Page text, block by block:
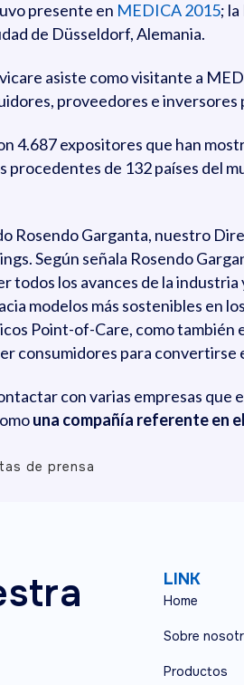
presente en MEDICA 2015;
de Düsseldorf, Alemania.
asiste como visitante a
proveedores e inversores
4.687 expositores que han
procedentes de 132 países del
Rosendo Garganta, nuestro
Según señala Rosendo
todos los avances de la
modelos más sostenibles en
Point-of-Care, como también
consumidores para
con varias empresas
una compañía referente en
de prensa
LINK
Home
Sobre
Productos